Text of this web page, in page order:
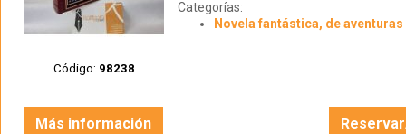
Código: 98238
Categorías:
Novela fantástica, de aventuras
Más información